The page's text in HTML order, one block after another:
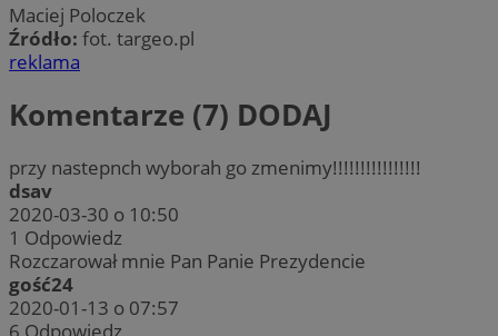
Maciej Poloczek
Źródło: fot. targeo.pl
reklama
Komentarze (7) DODAJ
przy nastepnch wyborah go zmenimy!!!!!!!!!!!!!!!!
dsav
2020-03-30 o 10:50
1 Odpowiedz
Rozczarował mnie Pan Panie Prezydencie
gość24
2020-01-13 o 07:57